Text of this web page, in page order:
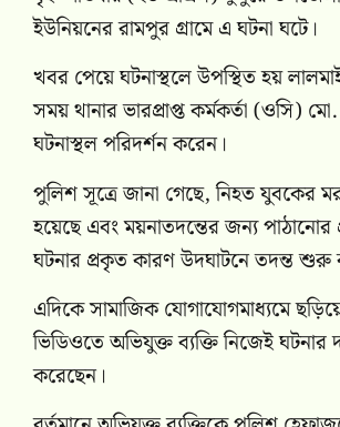
ইউনিয়নের রামপুর গ্রামে এ ঘটনা ঘটে।
খবর পেয়ে ঘটনাস্থলে উপস্থিত হয়
সময় থানার ভারপ্রাপ্ত কর্মকর্তা (ওসি)
ঘটনাস্থল পরিদর্শন করেন।
পুলিশ সূত্রে জানা গেছে, নিহত যুবকের
হয়েছে এবং ময়নাতদন্তের জন্য পাঠানোর
ঘটনার প্রকৃত কারণ উদঘাটনে তদন্ত
এদিকে সামাজিক যোগাযোগমাধ্যমে
ভিডিওতে অভিযুক্ত ব্যক্তি নিজেই ঘটনার
করেছেন।